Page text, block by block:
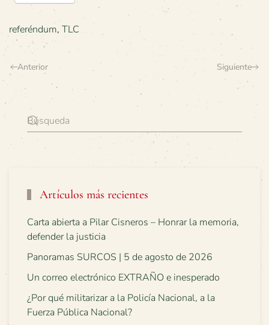
referéndum, TLC
Anterior Siguiente
Artículos más recientes
Carta abierta a Pilar Cisneros – Honrar la memoria,
defender la justicia
Panoramas SURCOS | 5 de agosto de 2026
Un correo electrónico EXTRAÑO e inesperado
¿Por qué militarizar a la Policía Nacional, a la
Fuerza Pública Nacional?